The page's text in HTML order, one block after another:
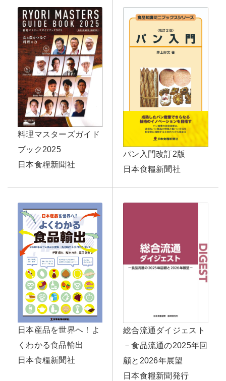
料理マスターズガイド
ブック2025
日本食糧新聞社
パン入門改訂2版
日本食糧新聞社
日本産品を世界へ！よ
くわかる食品輸出
日本食糧新聞社
総合流通ダイジェスト
－食品流通の2025年回
顧と2026年展望
日本食糧新聞発行